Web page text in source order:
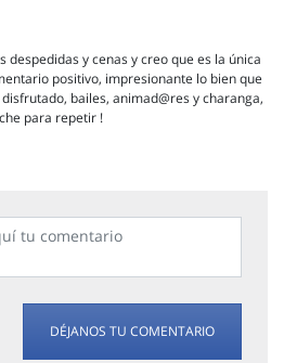
despedidas y cenas y creo que es la única
positivo, impresionante lo bien que
bailes, animad@res y charanga,
para repetir !
DÉJANOS TU COMENTARIO